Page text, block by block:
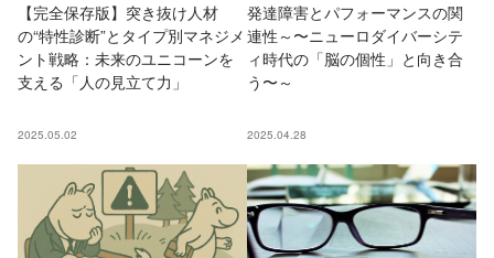
【完全保存版】突き抜け人材
の“特性診断”とタイプ別マネジメ
ント戦略：未来のユニコーンを
支える「人の見立て力」
2025.05.02
発達障害とパフォーマンスの関
連性～〜ニューロダイバーシテ
ィ時代の「脳の個性」と向き合
う〜～
2025.04.28